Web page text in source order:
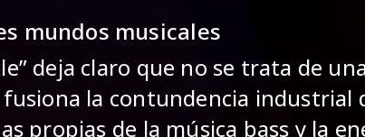
mundos musicales
deja claro que no se trata de
la contundencia industrial
propias de la música bass y la